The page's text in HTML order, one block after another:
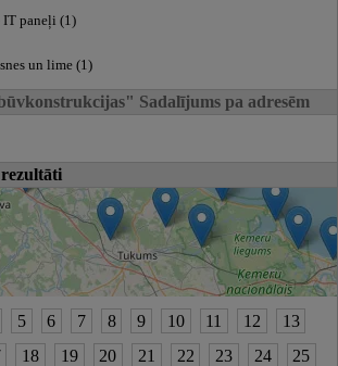
IT paneļi (1)
un lime (1)
Sadalījums pa adresēm
5 6 7 8 9 10 11 12
13
18 19 20 21 22 23 24
25